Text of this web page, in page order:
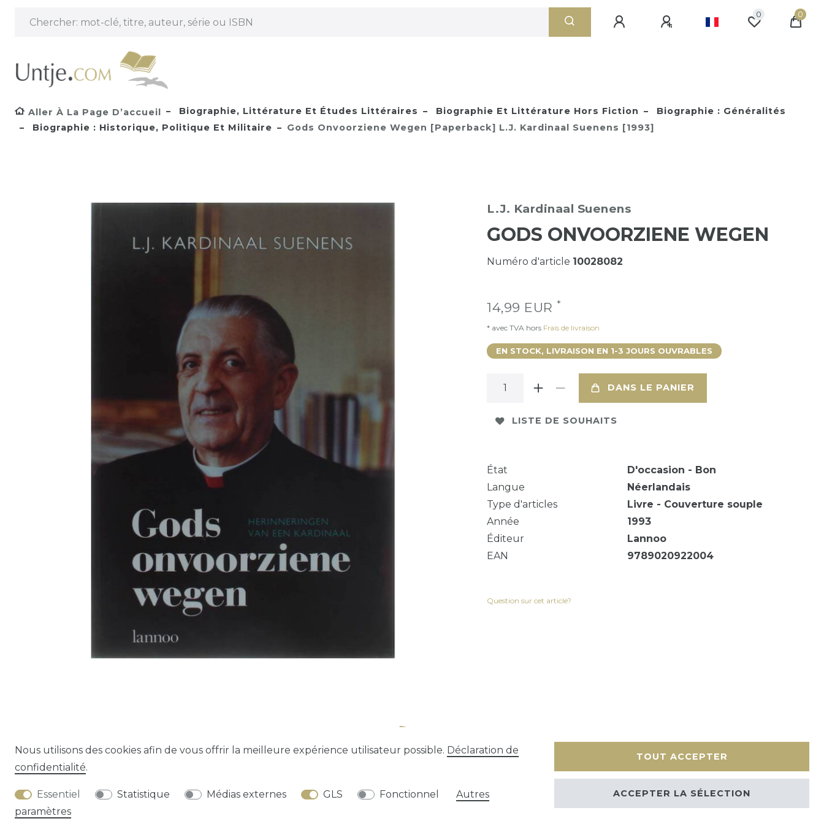
0 0
Aller À La Page D’accueil Biographie, Littérature Et Études Littéraires Biographie Et Littérature Hors Fiction
Biographie : Généralités
Biographie : Historique, Politique Et Militaire
Gods Onvoorziene Wegen [Paperback] L.J. Kardinaal Suenens [1993]
L.J. Kardinaal Suenens
GODS ONVOORZIENE WEGEN
Numéro d'article 10028082
14,99 EUR *
* avec TVA hors Frais de livraison
EN STOCK, LIVRAISON EN 1-3 JOURS OUVRABLES
DANS LE PANIER
LISTE DE SOUHAITS
État
D'occasion - Bon
Langue
Néerlandais
Type d'articles
Livre - Couverture souple
Année
1993
Éditeur
Lannoo
EAN
9789020922004
Question sur cet article?
Conditions générales Contact
Nous utilisons des cookies afin de vous offrir la meilleure expérience utilisateur possible. Déclaration de
confidentialité.
Essentiel Statistique Médias externes GLS Fonctionnel
Autres
paramètres
TOUT ACCEPTER
ACCEPTER LA SÉLECTION